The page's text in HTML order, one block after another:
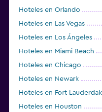
Hoteles en Orlando
Hoteles en Las Vegas
Hoteles en Los Ángeles
Hoteles en Miami Beach
Hoteles en Chicago
Hoteles en Newark
Hoteles en Fort
Hoteles en Houston